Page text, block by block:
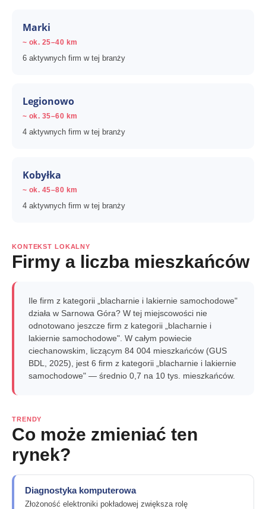
Marki
~ ok. 25–40 km
6 aktywnych firm w tej branży
Legionowo
~ ok. 35–60 km
4 aktywnych firm w tej branży
Kobyłka
~ ok. 45–80 km
4 aktywnych firm w tej branży
KONTEKST LOKALNY
Firmy a liczba mieszkańców
Ile firm z kategorii „blacharnie i lakiernie samochodowe"
działa w Sarnowa Góra? W tej miejscowości nie
odnotowano jeszcze firm z kategorii „blacharnie i
lakiernie samochodowe". W całym powiecie
ciechanowskim, liczącym 84 004 mieszkańców (GUS
BDL, 2025), jest 6 firm z kategorii „blacharnie i lakiernie
samochodowe" — średnio 0,7 na 10 tys. mieszkańców.
TRENDY
Co może zmieniać ten
rynek?
Diagnostyka komputerowa
Złożoność elektroniki pokładowej zwiększa rolę